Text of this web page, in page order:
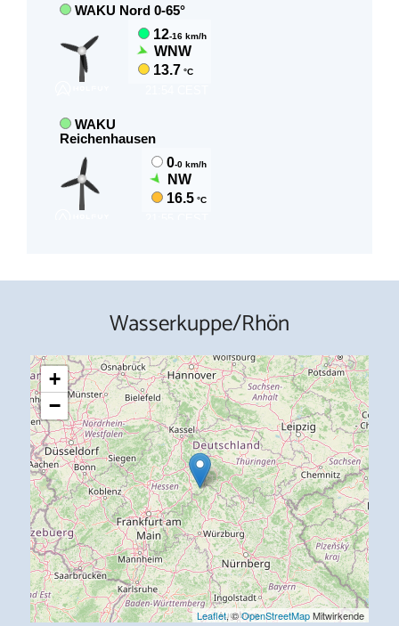
Wasserkuppe/Rhön
+
−
Leaflet, ©OpenStreetMapMitwirkende